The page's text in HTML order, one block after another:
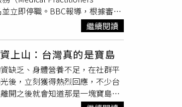
感冒著涼。夜間睡覺時腰腹要
的同時，也容易患上“空調
腰肩疼痛等癥狀。空調開放時間
性病如哮喘、慢性支氣管炎患者
忌早睡早起養精蓄銳，養肝護
成的機會，可預防腦血栓等缺血
，運動不能停，立秋之後空氣濕
起到很好的保健功效，晚上9點
的燥熱威力不容小覷，氣溫高
度後段，全國已連續5天有地區
位呼籲民眾避免從事戶外活動，
場所休息，並適時補充水分。另
地有紀錄以來最炎熱的夏季之
立即停職。BBC報導，根據審裁
英國國民保健署（NHS）外科醫
採取將小腸與胃相連的方式，以維
腸道形成封閉迴路，
後病患持續腹痛、嘔吐且數週
病患家屬對治療過程提出疑慮
功修正錯誤，挽救部分腸道，同
科顧問醫師布洛爾（Anthony
繼續閱讀
上山：台灣真的是寶島
缺乏、身體營養不足，在社群平
後，立刻獲得熱烈回應，不少台
開之後就會知道那是一塊寶島，